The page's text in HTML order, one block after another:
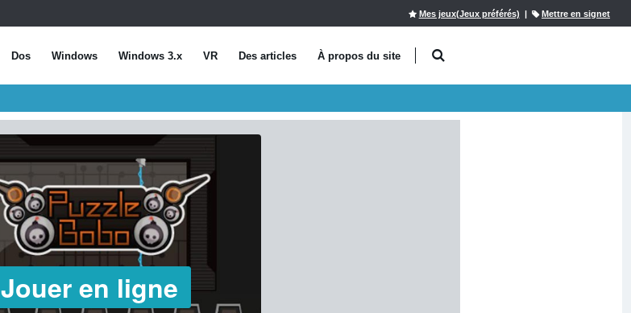
Mes jeux(Jeux préférés) | Mettre en signet
Dos Windows Windows 3.x VR Des articles À propos du site
Jouer en ligne